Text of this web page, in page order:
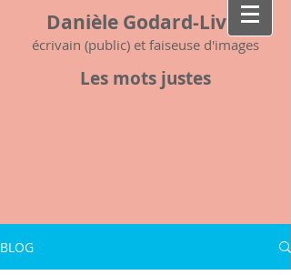
Danièle Godard-Livet
écrivain (public) et faiseuse d'images
Les mots justes
BLOG